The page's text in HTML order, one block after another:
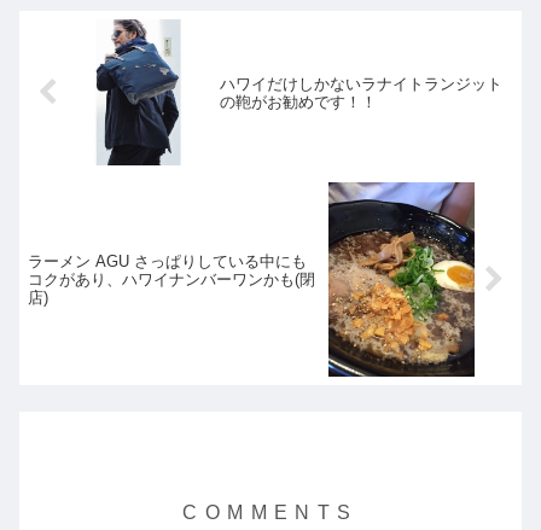
ハワイだけしかないラナイトランジット
の鞄がお勧めです！！
ラーメン AGU さっぱりしている中にも
コクがあり、ハワイナンバーワンかも(閉
店)